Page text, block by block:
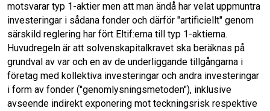
motsvarar typ 1-aktier men att man ändå har velat uppmuntra
investeringar i sådana fonder och därför "artificiellt" genom
särskild reglering har fört Eltif:erna till typ 1-aktierna.
Huvudregeln är att solvenskapitalkravet ska beräknas på
grundval av var och en av de underliggande tillgångarna i
företag med kollektiva investeringar och andra investeringar
i form av fonder ("genomlysningsmetoden"), inklusive
avseende indirekt exponering mot teckningsrisk respektive